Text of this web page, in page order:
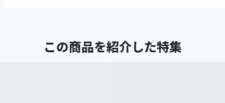
この商品を紹介した特集